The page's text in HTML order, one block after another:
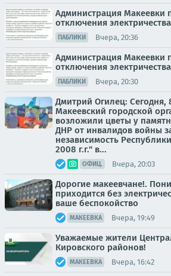
Администрация Макеевки
отключения
ПАБЛИКИ Вчера, 20:36
Администрация Макеевки
отключения
ПАБЛИКИ Вчера, 20:30
Дмитрий Огилец: Сегодня,
Макеевский городской
возложили цветы у
ДНР от инвалидов войны
независимость
2008 г.г." в...
ОФИЦ. Вчера, 20:03
Дорогие макеевчане!.
приходится без
ваше беспокойство
МАКЕЕВКА Вчера, 19:49
Уважаемые жители
Кировского районов!
МАКЕЕВКА Вчера, 16:42